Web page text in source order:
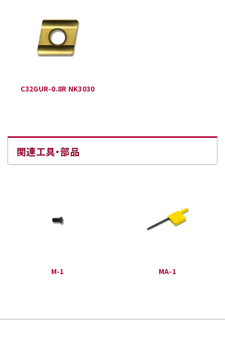
C32GUR-0.8R NK3030
関連工具・部品
M-1 MA-1